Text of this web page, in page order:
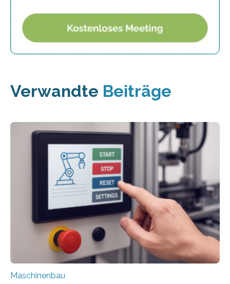
Verwandte Beiträge
Maschinenbau